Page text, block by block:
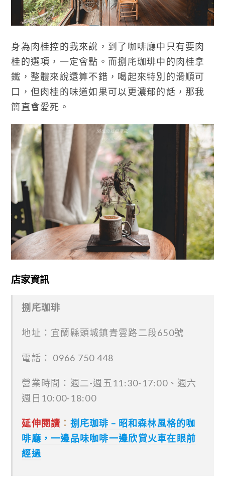
身為肉桂控的我來說，到了咖啡廳中只有要肉
桂的選項，一定會點。而捌㡯珈琲中的肉桂拿
鐵，整體來說還算不錯，喝起來特別的滑順可
口，但肉桂的味道如果可以更濃郁的話，那我
簡直會愛死。
店家資訊
捌㡯珈琲
地址：宜蘭縣頭城鎮青雲路二段650號
電話： 0966 750 448
營業時間：週二-週五11:30-17:00、週六
週日10:00-18:00
延伸閱讀 ： 捌㡯珈琲 – 昭和森林風格的咖
啡廳，一邊品味咖啡一邊欣賞火車在眼前
經過